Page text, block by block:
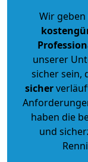
Wir geben
unserer
sicher sein,
sicher
haben die
und